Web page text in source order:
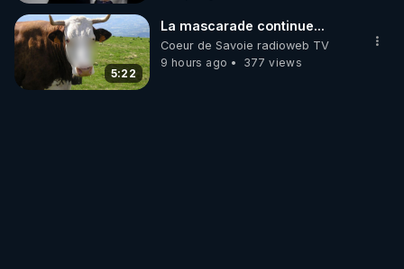
5:22
La mascarade continue...
Coeur de Savoie radioweb TV
9 hours ago
377 views